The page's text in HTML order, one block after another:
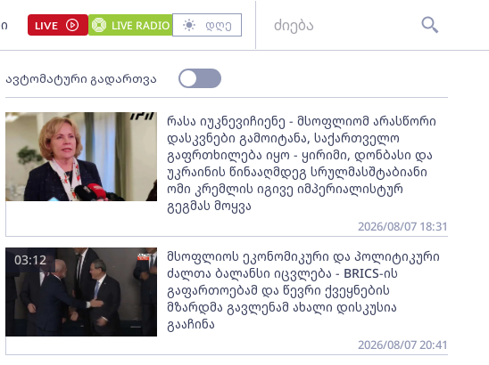
LIVE LIVE RADIO დღე
ავტომატური გადართვა
რასა იუკნევიჩიენე - მსოფლიომ არასწორი
დასკვნები გამოიტანა, საქართველო
გაფრთხილება იყო - ყირიმი, დონბასი და
უკრაინის წინააღმდეგ სრულმასშტაბიანი
ომი კრემლის იგივე იმპერიალისტურ
გეგმას მოყვა
2026/08/07 18:31
მსოფლიოს ეკონომიკური და პოლიტიკური
ძალთა ბალანსი იცვლება - BRICS-ის
გაფართოებამ და წევრი ქვეყნების
მზარდმა გავლენამ ახალი დისკუსია
გააჩინა
03:12
2026/08/07 20:41